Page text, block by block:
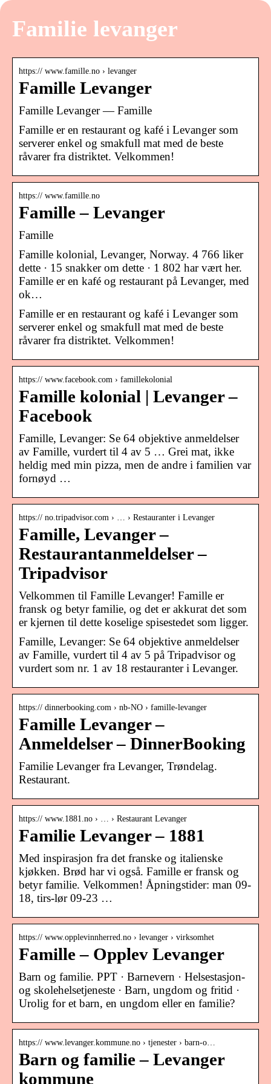
Familie levanger
https:// www.famille.no › levanger
Famille Levanger
Famille Levanger — Famille
Famille er en restaurant og kafé i Levanger som
serverer enkel og smakfull mat med de beste
råvarer fra distriktet. Velkommen!
https:// www.famille.no
Famille – Levanger
Famille
Famille kolonial, Levanger, Norway. 4 766 liker
dette · 15 snakker om dette · 1 802 har vært her.
Famille er en kafé og restaurant på Levanger, med
ok…
Famille er en restaurant og kafé i Levanger som
serverer enkel og smakfull mat med de beste
råvarer fra distriktet. Velkommen!
https:// www.facebook.com › famillekolonial
Famille kolonial | Levanger –
Facebook
Famille, Levanger: Se 64 objektive anmeldelser
av Famille, vurdert til 4 av 5 … Grei mat, ikke
heldig med min pizza, men de andre i familien var
fornøyd …
https:// no.tripadvisor.com › … › Restauranter i Levanger
Famille, Levanger –
Restaurantanmeldelser –
Tripadvisor
Velkommen til Famille Levanger! Famille er
fransk og betyr familie, og det er akkurat det som
er kjernen til dette koselige spisestedet som ligger.
Famille, Levanger: Se 64 objektive anmeldelser
av Famille, vurdert til 4 av 5 på Tripadvisor og
vurdert som nr. 1 av 18 restauranter i Levanger.
https:// dinnerbooking.com › nb-NO › famille-levanger
Famille Levanger –
Anmeldelser – DinnerBooking
Familie Levanger fra Levanger, Trøndelag.
Restaurant.
https:// www.1881.no › … › Restaurant Levanger
Familie Levanger – 1881
Med inspirasjon fra det franske og italienske
kjøkken. Brød har vi også. Famille er fransk og
betyr familie. Velkommen! Åpningstider: man 09-
18, tirs-lør 09-23 …
https:// www.opplevinnherred.no › levanger › virksomhet
Famille – Opplev Levanger
Barn og familie. PPT · Barnevern · Helsestasjon-
og skolehelsetjeneste · Barn, ungdom og fritid ·
Urolig for et barn, en ungdom eller en familie?
https:// www.levanger.kommune.no › tjenester › barn-o…
Barn og familie – Levanger
kommune